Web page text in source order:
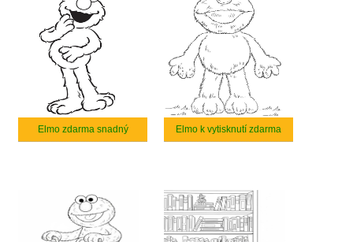
Elmo zdarma snadný Elmo k vytisknutí zdarma